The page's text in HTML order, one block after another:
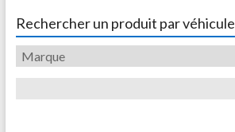
Rechercher un produit par véhicule